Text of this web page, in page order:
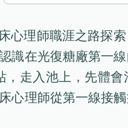
理師職涯之路探
在光復糖廠第一
走入池上，先體
心理師從第一線接